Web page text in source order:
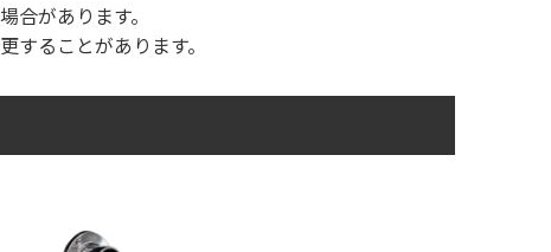
があります。
ることがあります。